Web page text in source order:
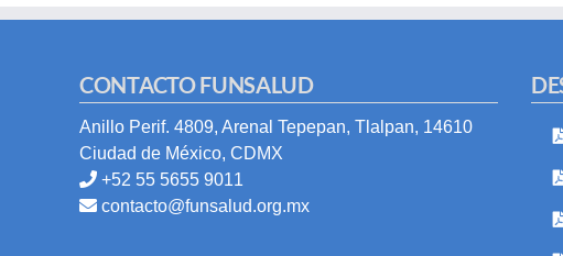
CONTACTO FUNSALUD
Anillo Perif. 4809, Arenal Tepepan, Tlalpan, 14610
Ciudad de México, CDMX
+52 55 5655 9011
contacto@funsalud.org.mx